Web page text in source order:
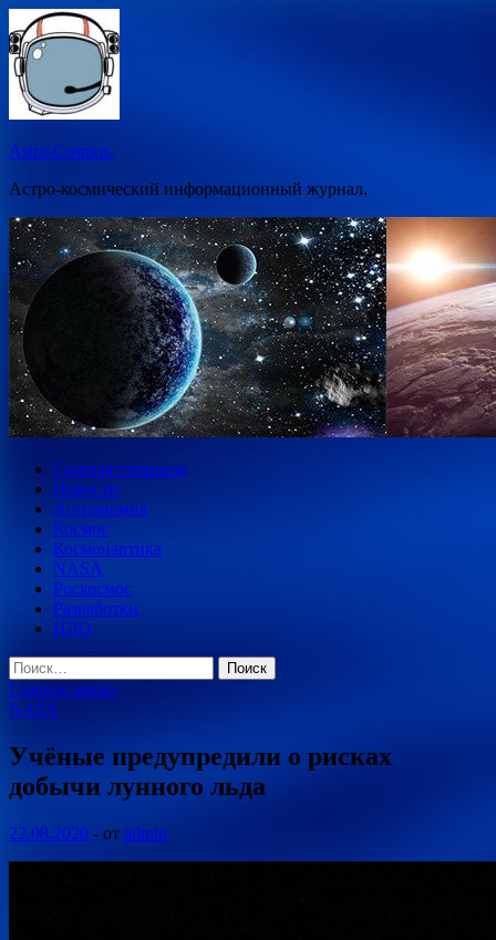
Перейти
к
содержимому
Astro-Cosmos.
Астро-космический информационный журнал.
Главная страница
Новости
Астрономия
Космос
Космонавтика
NASA
Роскосмос
Разработки
НЛО
Найти:
Главное меню
NASA
Учёные предупредили о рисках
добычи лунного льда
22.08.2020 - от admin